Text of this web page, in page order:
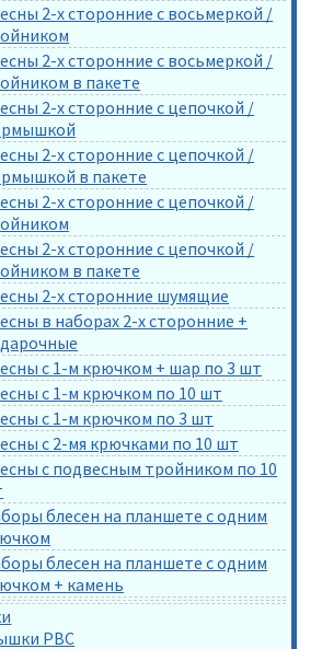
2-х сторонние с восьмеркой /
2-х сторонние с восьмеркой /
в пакете
2-х сторонние с цепочкой /
2-х сторонние с цепочкой /
в пакете
2-х сторонние с цепочкой /
2-х сторонние с цепочкой /
в пакете
2-х сторонние шумящие
в наборах 2-х сторонние +
с 1-м крючком + шар по 3 шт
с 1-м крючком по 10 шт
с 1-м крючком по 3 шт
с 2-мя крючками по 10 шт
с подвесным тройником по 10
блесен на планшете с одним
блесен на планшете с одним
+ камень
РВС